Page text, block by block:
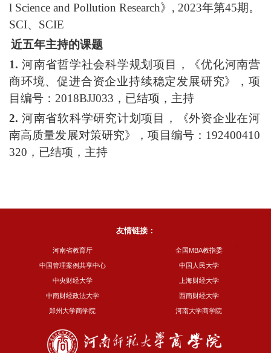
l Science and Pollution Research》, 2023年第45期。
SCI、SCIE
近五年主持的课题
1. 河南省哲学社会科学规划项目，《优化河南营
商环境、促进合资企业持续稳定发展研究》，项
目编号： 2018BJJ033，已结项，主持
2. 河南省软科学研究计划项目，《外资企业在河
南高质量发展对策研究》
，项目编号： 192400410
320，已结项，主持
友情链接：
河南省教育厅 全国MBA教指委
中国管理案例共享中心 中国人民大学
中央财经大学 上海财经大学
中南财经政法大学 西南财经大学
郑州大学商学院 河南大学商学院